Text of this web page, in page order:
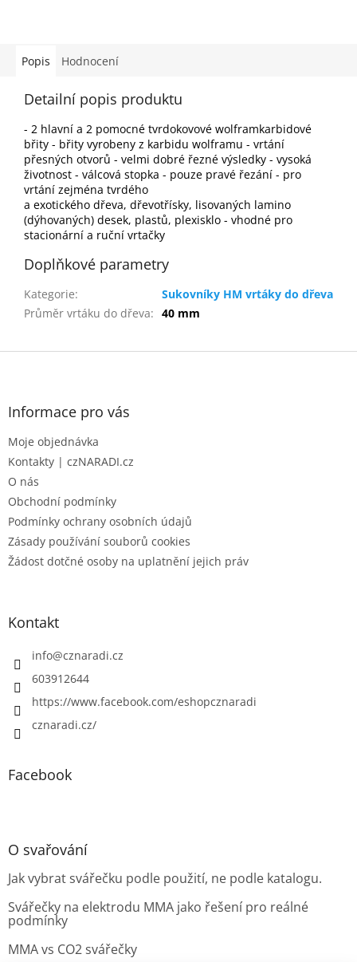
Popis Hodnocení
Detailní popis produktu
- 2 hlavní a 2 pomocné tvrdokovové wolframkarbidové
břity - břity vyrobeny z karbidu wolframu - vrtání
přesných otvorů - velmi dobré řezné výsledky - vysoká
životnost - válcová stopka - pouze pravé řezání - pro
vrtání zejména tvrdého
a exotického dřeva, dřevotřísky, lisovaných lamino
(dýhovaných) desek, plastů, plexisklo - vhodné pro
stacionární a ruční vrtačky
Doplňkové parametry
Kategorie:
Sukovníky HM vrtáky do dřeva
Průměr vrtáku do dřeva: 40 mm
Z
Informace pro vás
Moje objednávka
Kontakty | czNARADI.cz
O nás
Obchodní podmínky
Podmínky ochrany osobních údajů
Zásady používání souborů cookies
Žádost dotčné osoby na uplatnění jejich práv
Kontakt
info@cznaradi.cz
603912644
https://www.facebook.com/eshopcznaradi
cznaradi.cz/
Facebook
O svařování
Jak vybrat svářečku podle použití, ne podle katalogu.
Svářečky na elektrodu MMA jako řešení pro reálné
podmínky
MMA vs CO2 svářečky